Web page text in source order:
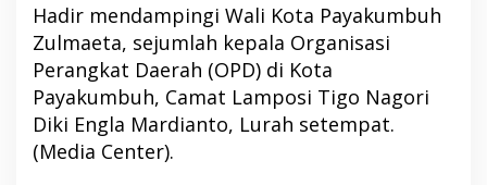
Hadir mendampingi Wali Kota Payakumbuh
Zulmaeta, sejumlah kepala Organisasi
Perangkat Daerah (OPD) di Kota
Payakumbuh, Camat Lamposi Tigo Nagori
Diki Engla Mardianto, Lurah setempat.
(Media Center).